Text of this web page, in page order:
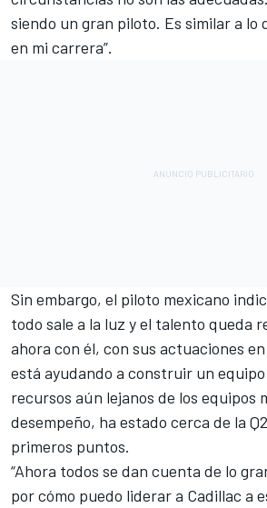
siendo un gran piloto. Es similar a lo
en mi carrera”.
Sin embargo, el piloto mexicano
todo sale a la luz y el talento queda
ahora con él, con sus actuaciones
está ayudando a construir un equipo
recursos aún lejanos de los equipos
desempeño, ha estado cerca de la
primeros puntos.
“Ahora todos se dan cuenta de lo
por cómo puedo liderar a Cadillac a